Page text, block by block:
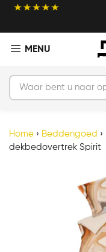
Home › Beddengoed ›
dekbedovertrek Spirit